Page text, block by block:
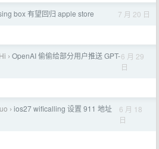
box 有望回归 apple store 7 月 20 日
› OpenAI 偷偷给部分用户推送 GPT-6 月 29
日
› ios27 wificalling 设置 911 地址
6 月 18
日